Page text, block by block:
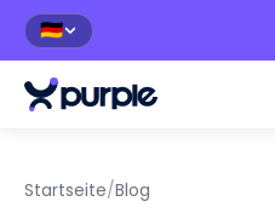
🇩🇪
Startseite/Blog